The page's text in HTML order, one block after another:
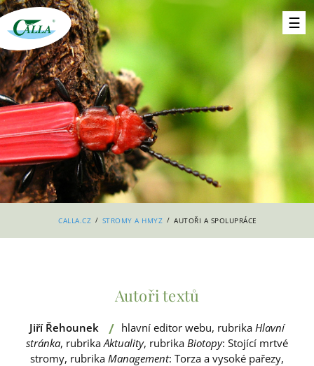
CALLA.CZ / STROMY A HMYZ / AUTOŘI A SPOLUPRÁCE
Autoři textů
Jiří Řehounek / hlavní editor webu, rubrika Hlavní
stránka, rubrikaAktuality, rubrika Biotopy: Stojící mrtvé
stromy, rubrika Management: Torza a vysoké pařezy,